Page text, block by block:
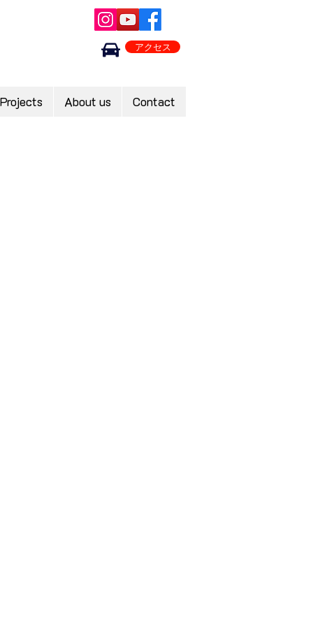
アクセス
Projects About us Contact